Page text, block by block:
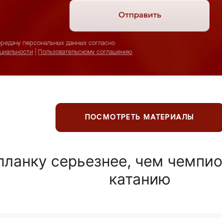
Отправить
персональных данных согласно
Пользовательскому соглашению
ПОСМОТРЕТЬ МАТЕРИАЛЫ
серьезнее, чем
катанию